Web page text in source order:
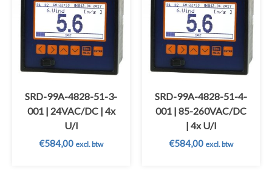
SRD-99A-4828-51-3-
001 | 24VAC/DC | 4x
U/I
€584,00 excl. btw
SRD-99A-4828-51-4-
001 | 85-260VAC/DC
| 4x U/I
€584,00 excl. btw